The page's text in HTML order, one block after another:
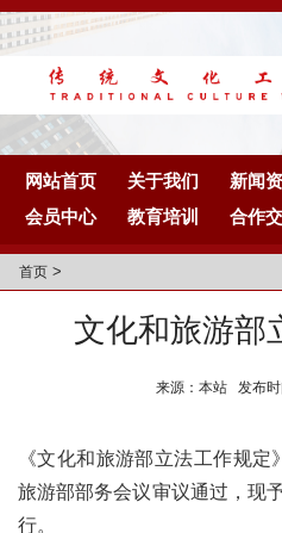
网站首页 关于我们 新闻
会员中心
教育培训 合作
首页 >
文化和旅游部
来源：本站 发布
《文化和旅游部立法工作规定
旅游部部务会议审议通过，现
行。